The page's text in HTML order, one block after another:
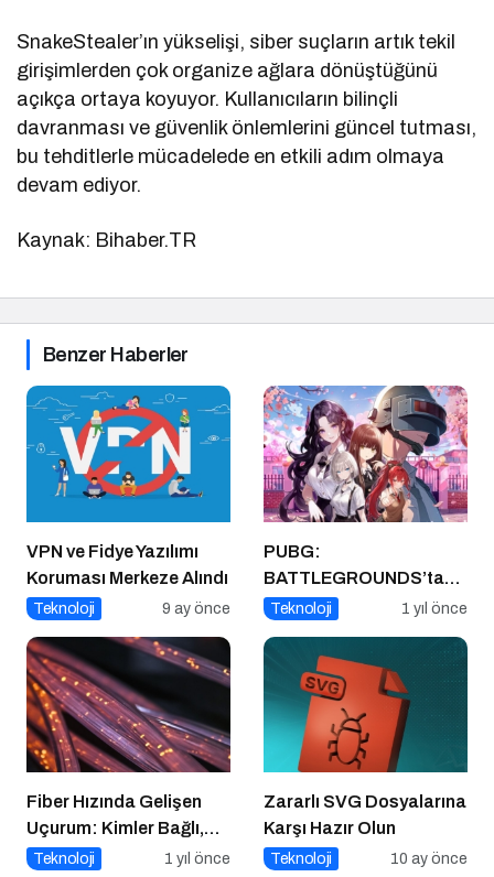
SnakeStealer’ın yükselişi, siber suçların artık tekil
girişimlerden çok organize ağlara dönüştüğünü
açıkça ortaya koyuyor. Kullanıcıların bilinçli
davranması ve güvenlik önlemlerini güncel tutması,
bu tehditlerle mücadelede en etkili adım olmaya
devam ediyor.
Kaynak: Bihaber.TR
Benzer Haberler
VPN ve Fidye Yazılımı
Koruması Merkeze Alındı
Teknoloji 9 ay önce
PUBG:
BATTLEGROUNDS’tan
1 Nisan Şakası
Teknoloji 1 yıl önce
Fiber Hızında Gelişen
Uçurum: Kimler Bağlı,
Kimler Dışarıda
Teknoloji 1 yıl önce
Zararlı SVG Dosyalarına
Karşı Hazır Olun
Teknoloji 10 ay önce